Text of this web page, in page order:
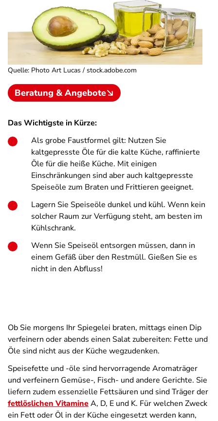
Quelle: Photo Art Lucas / stock.adobe.com
Beratung & Angebote
Das Wichtigste in Kürze:
Als grobe Faustformel gilt: Nutzen Sie
kaltgepresste Öle für die kalte Küche, raffinierte
Öle für die heiße Küche. Mit einigen
Einschränkungen sind aber auch kaltgepresste
Speiseöle zum Braten und Frittieren geeignet.
Lagern Sie Speiseöle dunkel und kühl. Wenn kein
solcher Raum zur Verfügung steht, am besten im
Kühlschrank.
Wenn Sie Speiseöl entsorgen müssen, dann in
einem Gefäß über den Restmüll. Gießen Sie es
nicht in den Abfluss!
Ob Sie morgens Ihr Spiegelei braten, mittags einen Dip
verfeinern oder abends einen Salat zubereiten: Fette und
Öle sind nicht aus der Küche wegzudenken.
Speisefette und -öle sind hervorragende Aromaträger
und verfeinern Gemüse-, Fisch- und andere Gerichte. Sie
liefern zudem essenzielle Fettsäuren und sind Träger der
fettlöslichen VitamineA, D, E und K. Für welchen Zweck
ein Fett oder Öl in der Küche eingesetzt werden kann,